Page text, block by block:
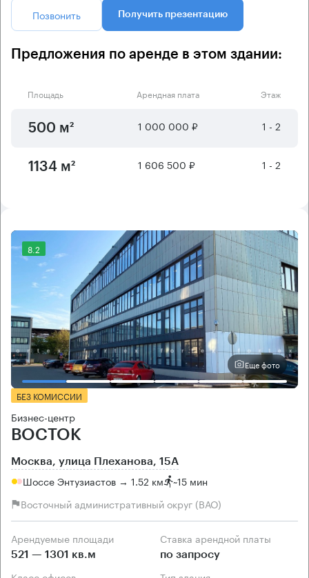
Позвонить Получить презентацию
Предложения по аренде в этом здании:
Площадь Арендная плата Этаж
500 м² 1 000 000 ₽ 1 - 2
1134 м² 1 606 500 ₽ 1 - 2
8.2
Еще фото
БЕЗ КОМИССИИ
Бизнес-центр
ВОСТОК
Москва, улица Плеханова, 15А
Шоссе Энтузиастов → 1.52 км ~15 мин
Восточный административный округ (ВАО)
Арендуемые площади
521 — 1301 кв.м
Ставка арендной платы
по запросу